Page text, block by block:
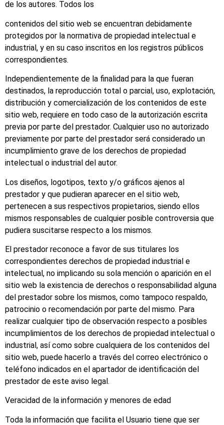
de los autores. Todos los
contenidos del sitio web se encuentran debidamente
protegidos por la normativa de propiedad intelectual e
industrial, y en su caso inscritos en los registros públicos
correspondientes.
Independientemente de la finalidad para la que fueran
destinados, la reproducción total o parcial, uso, explotación,
distribución y comercialización de los contenidos de este
sitio web, requiere en todo caso de la autorización escrita
previa por parte del prestador. Cualquier uso no autorizado
previamente por parte del prestador será considerado un
incumplimiento grave de los derechos de propiedad
intelectual o industrial del autor.
Los diseños, logotipos, texto y/o gráficos ajenos al
prestador y que pudieran aparecer en el sitio web,
pertenecen a sus respectivos propietarios, siendo ellos
mismos responsables de cualquier posible controversia que
pudiera suscitarse respecto a los mismos.
El prestador reconoce a favor de sus titulares los
correspondientes derechos de propiedad industrial e
intelectual, no implicando su sola mención o aparición en el
sitio web la existencia de derechos o responsabilidad alguna
del prestador sobre los mismos, como tampoco respaldo,
patrocinio o recomendación por parte del mismo. Para
realizar cualquier tipo de observación respecto a posibles
incumplimientos de los derechos de propiedad intelectual o
industrial, así como sobre cualquiera de los contenidos del
sitio web, puede hacerlo a través del correo electrónico o
teléfono indicados en el apartador de identificación del
prestador de este aviso legal.
Veracidad de la información y menores de edad
Toda la información que facilita el Usuario tiene que ser